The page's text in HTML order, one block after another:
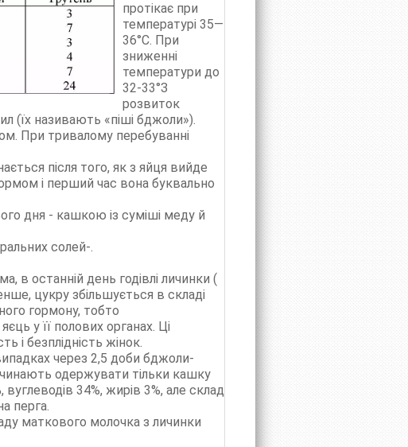
протікає при
температурі 35—
36°С. При
зниженні
температури до
32-33°З
розвиток
(їх називають «піші бджоли»).
При тривалому перебуванні
після того, як з яйця вийде
і перший час вона буквально
дня - кашкою із суміші меду й
солей-.
в останній день годівлі личинки (
цукру збільшується в складі
гормону, тобто
у її полових органах. Ці
і безплідність жінок.
через 2,5 доби бджоли-
одержувати тільки кашку
34%, жирів 3%, але склад
перга.
маткового молочка з личинки